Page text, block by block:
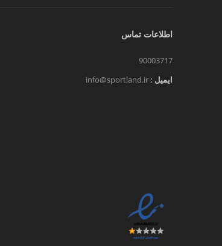
اطلاعات تماس
90003717
ایمیل : info@sportland.ir